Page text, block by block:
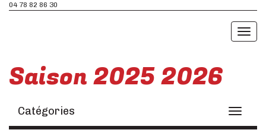
04 78 82 86 30
Toggle
Saison 2025 2026
Toggle
Catégories